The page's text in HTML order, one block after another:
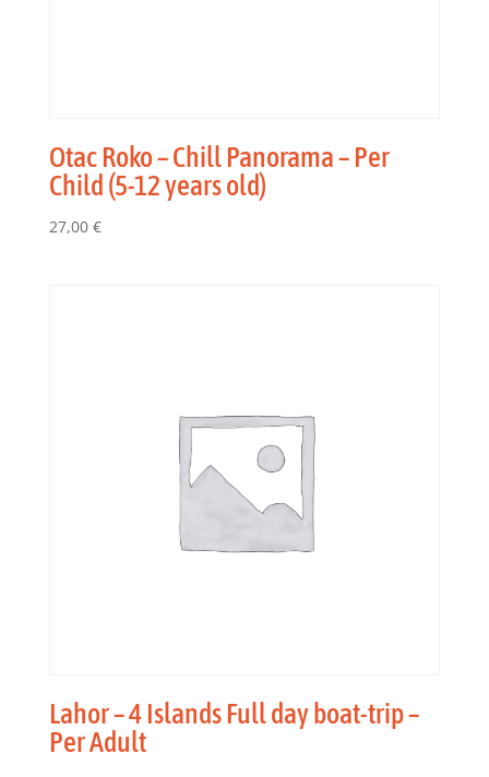
Otac Roko – Chill Panorama – Per
Child (5-12 years old)
27,00 €
Lahor – 4 Islands Full day boat-trip –
Per Adult